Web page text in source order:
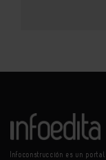
Infoconstrucción es un